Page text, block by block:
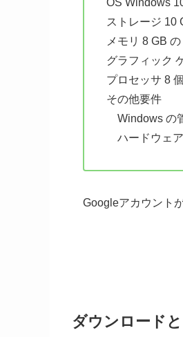
OS Windows
ストレージ 10
メモリ 8 GB の
グラフィック
プロセッサ 8
その他要件
Windows の
ハードウェ
Googleアカウント
ダウンロード